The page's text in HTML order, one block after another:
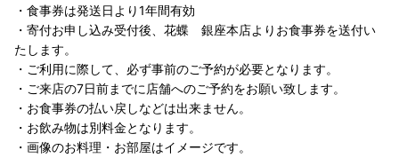
・食事券は発送日より1年間有効
・寄付お申し込み受付後、花蝶 銀座本店よりお食事券を送付い
たします。
・ご利用に際して、必ず事前のご予約が必要となります。
・ご来店の7日前までに店舗へのご予約をお願い致します。
・お食事券の払い戻しなどは出来ません。
・お飲み物は別料金となります。
・画像のお料理・お部屋はイメージです。